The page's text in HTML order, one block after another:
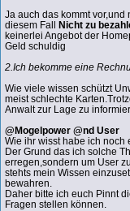
Ja auch das kommt
diesem Fall Nicht zu
keinerlei Angebot der
Geld schuldig
2.Ich bekomme eine
Wie viele wissen schützt
meist schlechte
Anwalt zur Lage zu
@Mogelpower @nd User
Wie ihr wisst habe ich
Der Grund das ich solche
erregen,sondern um User
stehts mein Wissen
bewahren.
Daher bitte ich euch Pinnt
Fragen stellen können.